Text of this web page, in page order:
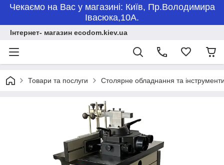
Чекаємо на Вас у магазині: Київ, Пр.Володимира
Івасюка,10А.
Інтернет- магазин ecodom.kiev.ua
Товари та послуги Столярне обладнання та